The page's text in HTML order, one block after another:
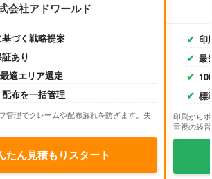
会社アドワールド
づく戦略提案
あり
適エリア選定
布を一括管理
管理でクレームや配布漏れを防ぎます。失
たん見積もりスタート
印
最
標
印刷から
重視の経